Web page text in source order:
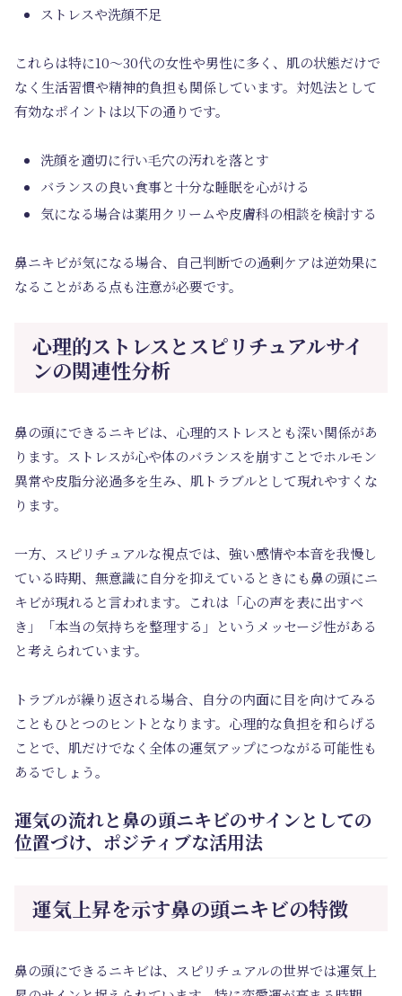
ストレスや洗顔不足
これらは特に10～30代の女性や男性に多く、肌の状態だけで
なく生活習慣や精神的負担も関係しています。対処法として
有効なポイントは以下の通りです。
洗顔を適切に行い毛穴の汚れを落とす
バランスの良い食事と十分な睡眠を心がける
気になる場合は薬用クリームや皮膚科の相談を検討する
鼻ニキビが気になる場合、自己判断での過剰ケアは逆効果に
なることがある点も注意が必要です。
心理的ストレスとスピリチュアルサイ
ンの関連性分析
鼻の頭にできるニキビは、心理的ストレスとも深い関係があ
ります。ストレスが心や体のバランスを崩すことでホルモン
異常や皮脂分泌過多を生み、肌トラブルとして現れやすくな
ります。
一方、スピリチュアルな視点では、強い感情や本音を我慢し
ている時期、無意識に自分を抑えているときにも鼻の頭にニ
キビが現れると言われます。これは「心の声を表に出すべ
き」「本当の気持ちを整理する」というメッセージ性がある
と考えられています。
トラブルが繰り返される場合、自分の内面に目を向けてみる
こともひとつのヒントとなります。心理的な負担を和らげる
ことで、肌だけでなく全体の運気アップにつながる可能性も
あるでしょう。
運気の流れと鼻の頭ニキビのサインとしての
位置づけ、ポジティブな活用法
運気上昇を示す鼻の頭ニキビの特徴
鼻の頭にできるニキビは、スピリチュアルの世界では運気上